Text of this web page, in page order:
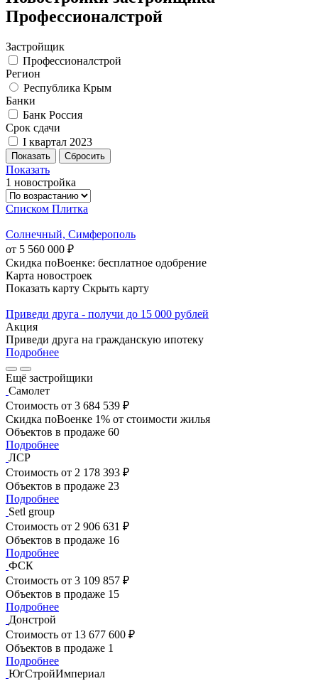
Профессионалстрой
Застройщик
Профессионалстрой
Регион
Республика Крым
Банки
Банк Россия
Срок сдачи
I квартал 2023
Показать
1 новостройка
Списком Плитка
Солнечный, Симферополь
от 5 560 000 ₽
Скидка поВоенке: бесплатное одобрение
Карта новостроек
Показать карту Скрыть карту
Приведи друга - получи до 15 000 рублей
Акция
Приведи друга на гражданскую ипотеку
Подробнее
Ещё застройщики
Самолет
Стоимость от 3 684 539 ₽
Скидка поВоенке 1% от стоимости жилья
Объектов в продаже 60
Подробнее
ЛСР
Стоимость от 2 178 393 ₽
Объектов в продаже 23
Подробнее
Setl group
Стоимость от 2 906 631 ₽
Объектов в продаже 16
Подробнее
ФСК
Стоимость от 3 109 857 ₽
Объектов в продаже 15
Подробнее
Донстрой
Стоимость от 13 677 600 ₽
Объектов в продаже 1
Подробнее
ЮгСтройИмпериал